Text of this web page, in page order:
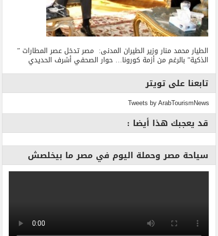
الطيار محمد منار وزير الطيران المدنى: مصر تدخل عصر المطارات ”
الذكية” بالرغم من أزمة كورونا… حوار الصحفي أشرف الحديدي
تابعنا على تويتر
Tweets by ArabTourismNews
قد يعجبك هذا أيضا :
سياحة مصر وحملة اليوم في مصر ما بيخلصش